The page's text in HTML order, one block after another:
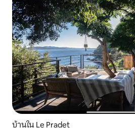
บ้านใน Le Pradet